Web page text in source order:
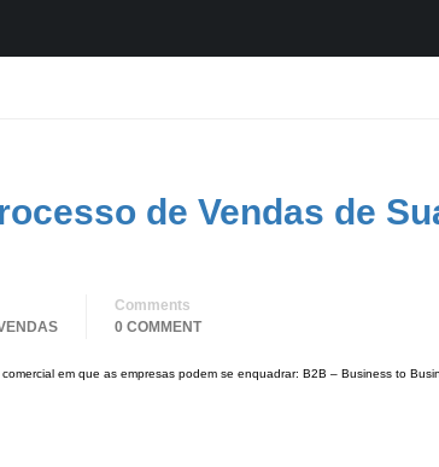
de Vendas de
Comments
0 COMMENT
em que as empresas podem se enquadrar: B2B – Business to